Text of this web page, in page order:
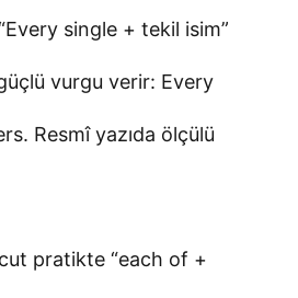
single + tekil isim”
vurgu verir: Every
Resmî yazıda ölçülü
pratikte “each of +